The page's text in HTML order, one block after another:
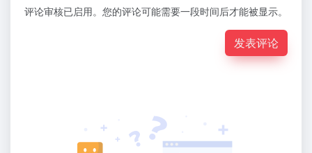
评论审核已启用。您的评论可能需要一段时间后才能被显示。
发表评论